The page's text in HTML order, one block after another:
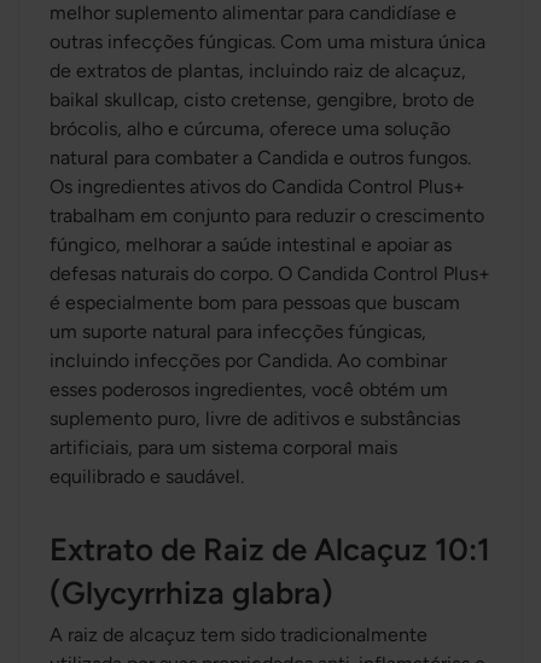
melhor suplemento alimentar para candidíase e
outras infecções fúngicas. Com uma mistura única
de extratos de plantas, incluindo raiz de alcaçuz,
baikal skullcap, cisto cretense, gengibre, broto de
brócolis, alho e cúrcuma, oferece uma solução
natural para combater a Candida e outros fungos.
Os ingredientes ativos do Candida Control Plus+
trabalham em conjunto para reduzir o crescimento
fúngico, melhorar a saúde intestinal e apoiar as
defesas naturais do corpo. O Candida Control Plus+
é especialmente bom para pessoas que buscam
um suporte natural para infecções fúngicas,
incluindo infecções por Candida. Ao combinar
esses poderosos ingredientes, você obtém um
suplemento puro, livre de aditivos e substâncias
artificiais, para um sistema corporal mais
equilibrado e saudável.
Extrato de Raiz de Alcaçuz 10:1
(Glycyrrhiza glabra)
A raiz de alcaçuz tem sido tradicionalmente